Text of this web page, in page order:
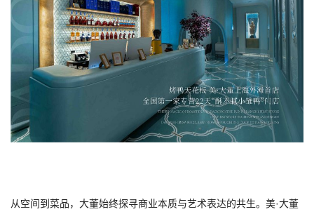
从空间到菜品，大董始终探寻商业本质与艺术表达的共生。美·大董